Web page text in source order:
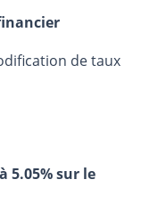
de taux
5.05% sur le